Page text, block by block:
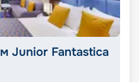
Junior Fantastica